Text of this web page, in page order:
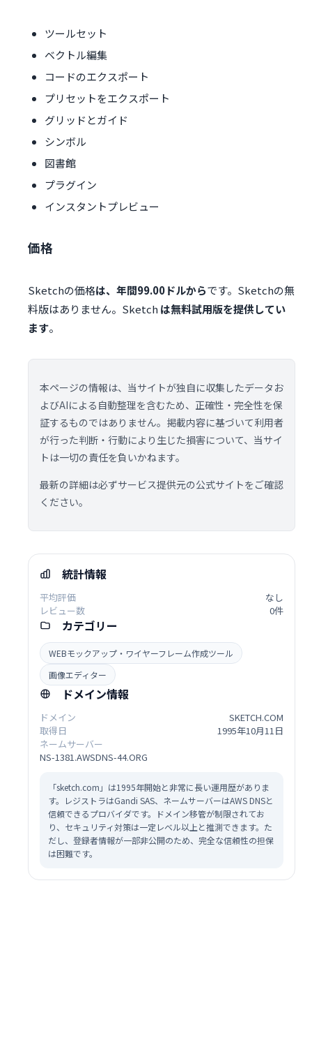
ツールセット
ベクトル編集
コードのエクスポート
プリセットをエクスポート
グリッドとガイド
シンボル
図書館
プラグイン
インスタントプレビュー
価格
Sketchの価格は、年間99.00ドルからです。Sketchの無
料版はありません。Sketch は無料試用版を提供してい
ます。
本ページの情報は、当サイトが独自に収集したデータお
よびAIによる自動整理を含むため、正確性・完全性を保
証するものではありません。掲載内容に基づいて利用者
が行った判断・行動により生じた損害について、当サイ
トは一切の責任を負いかねます。
最新の詳細は必ずサービス提供元の公式サイトをご確認
ください。
統計情報
平均評価
なし
レビュー数
0件
カテゴリー
WEBモックアップ・ワイヤーフレーム作成ツール
画像エディター
ドメイン情報
ドメイン
SKETCH.COM
取得日
1995年10月11日
ネームサーバー
NS-1381.AWSDNS-44.ORG
「sketch.com」は1995年開始と非常に長い運用歴がありま
す。レジストラはGandi SAS、ネームサーバーはAWS DNSと
信頼できるプロバイダです。ドメイン移管が制限されてお
り、セキュリティ対策は一定レベル以上と推測できます。た
だし、登録者情報が一部非公開のため、完全な信頼性の担保
は困難です。